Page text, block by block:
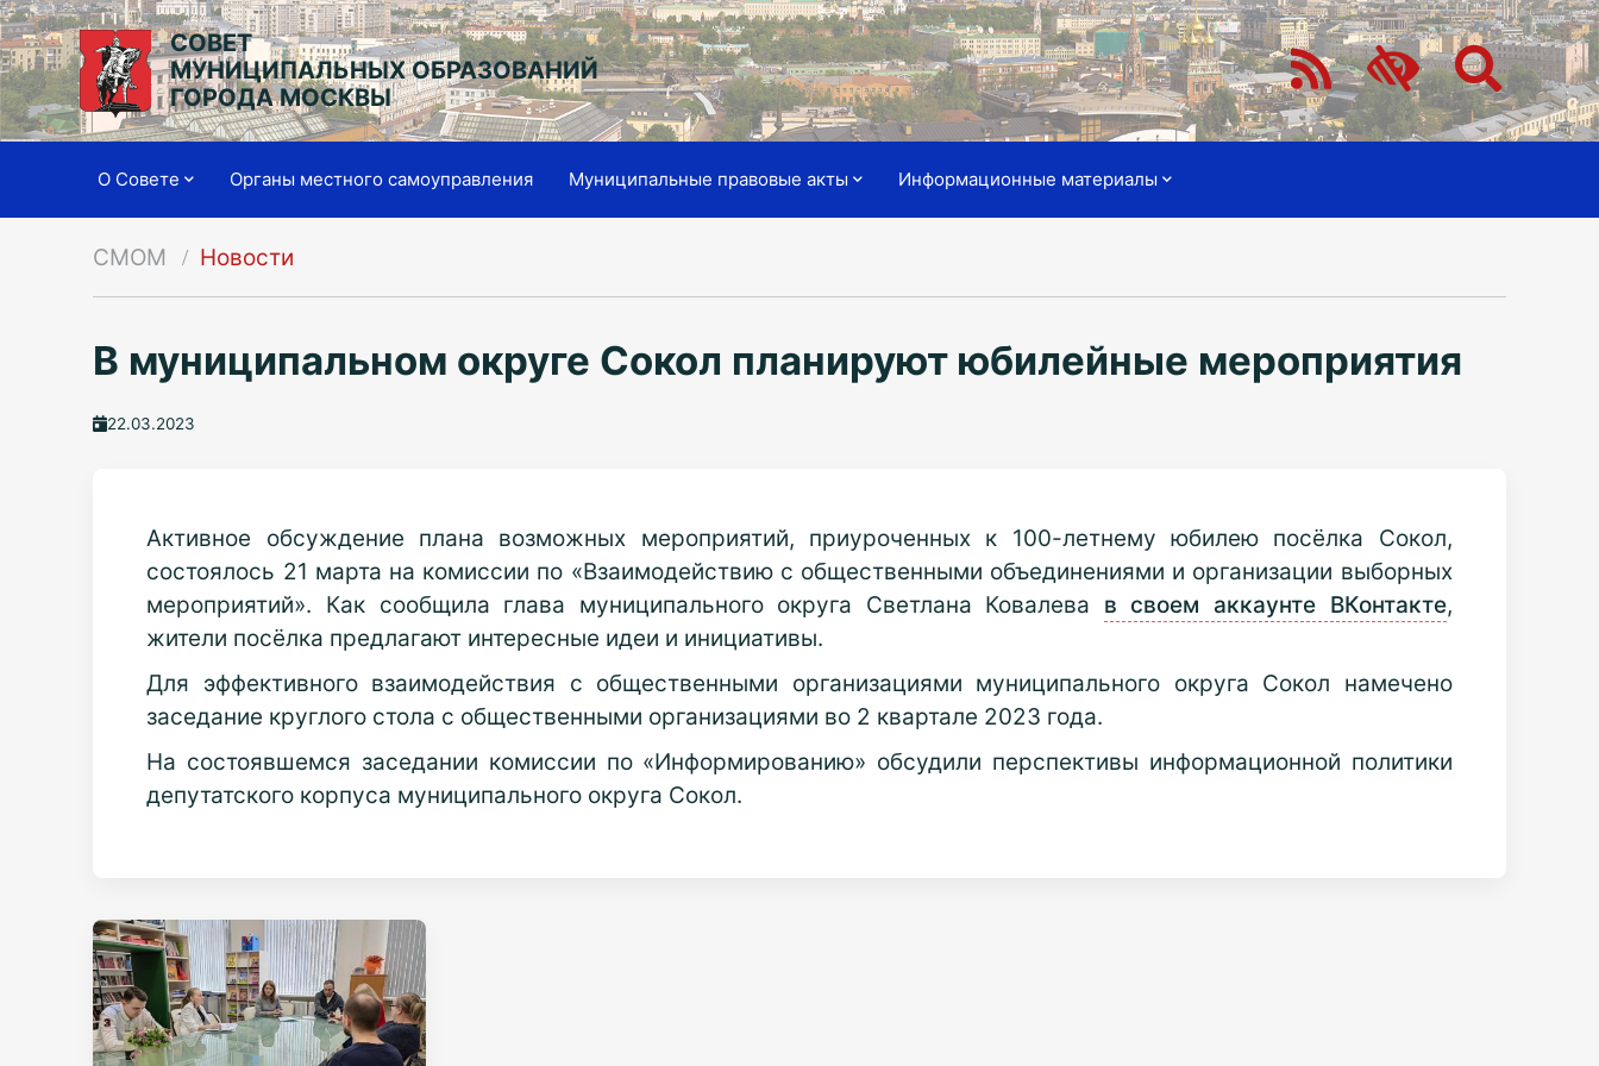
СОВЕТ
МУНИЦИПАЛЬНЫХ ОБРАЗОВАНИЙ
ГОРОДА МОСКВЫ
О Совете Органы местного самоуправления Муниципальные правовые акты Информационные материалы
СМОМ Новости
В муниципальном округе Сокол планируют юбилейные мероприятия
22.03.2023
Активное обсуждение плана возможных мероприятий, приуроченных к 100-летнему юбилею посёлка Сокол,
состоялось 21 марта на комиссии по «Взаимодействию с общественными объединениями и организации выборных
мероприятий». Как сообщила глава муниципального округа Светлана Ковалева в своем аккаунте ВКонтакте,
жители посёлка предлагают интересные идеи и инициативы.
Для эффективного взаимодействия с общественными организациями муниципального округа Сокол намечено
заседание круглого стола с общественными организациями во 2 квартале 2023 года.
На состоявшемся заседании комиссии по «Информированию» обсудили перспективы информационной политики
депутатского корпуса муниципального округа Сокол.